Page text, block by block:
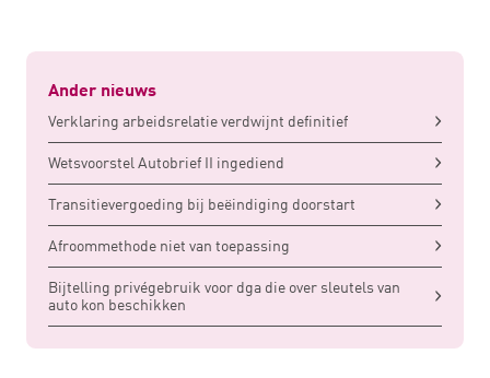
Ander nieuws
Verklaring arbeidsrelatie verdwijnt definitief
Wetsvoorstel Autobrief II ingediend
Transitievergoeding bij beëindiging doorstart
Afroommethode niet van toepassing
Bijtelling privégebruik voor dga die over sleutels van
auto kon beschikken